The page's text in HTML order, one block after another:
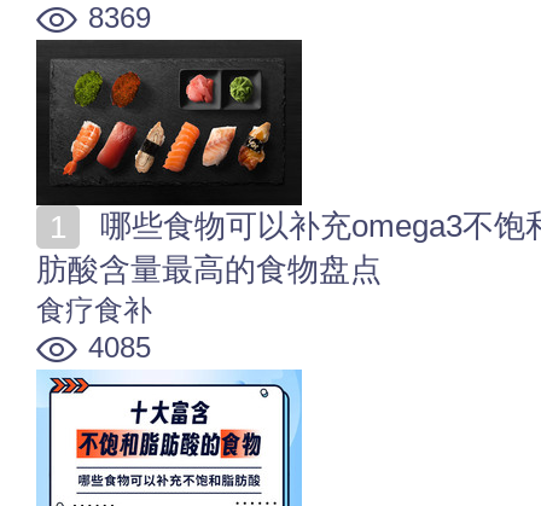
8369
肪酸含量最高的食物盘点
食疗食补
4085